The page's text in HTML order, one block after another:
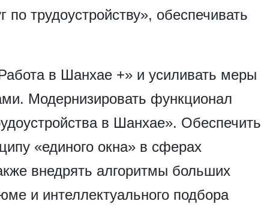
трудоустройству», обеспечивать
в Шанхае +» и усиливать меры
Модернизировать функционал
в Шанхае». Обеспечить
«единого окна» в сферах
внедрять алгоритмы больших
и интеллектуального подбора